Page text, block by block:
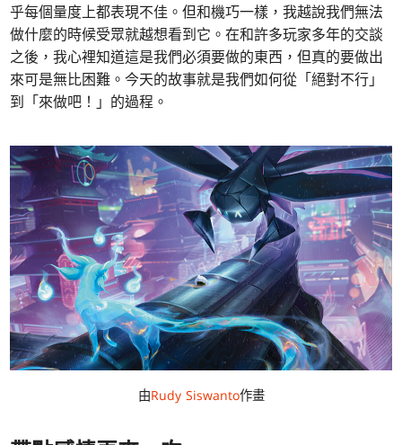
乎每個量度上都表現不佳。但和機巧一樣，我越說我們無法
做什麼的時候受眾就越想看到它。在和許多玩家多年的交談
之後，我心裡知道這是我們必須要做的東西，但真的要做出
來可是無比困難。今天的故事就是我們如何從「絕對不行」
到「來做吧！」的過程。
由Rudy Siswanto作畫